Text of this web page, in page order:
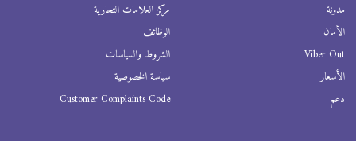
مدونة
الأمان
Viber Out
الأسعار
دعم
مركز العلامات التجارية
الوظائف
الشروط والسياسات
سياسة الخصوصية
Customer Complaints Code